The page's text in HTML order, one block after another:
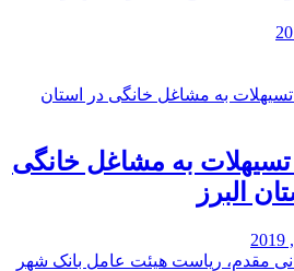
تسیهلات به مشاغل خانگی
البرز